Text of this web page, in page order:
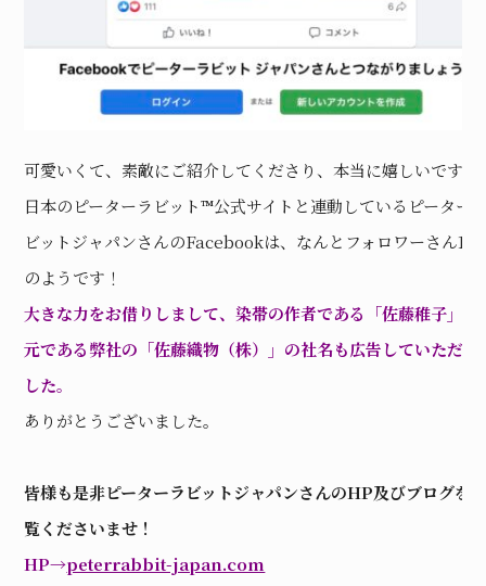
可愛いくて、素敵にご紹介してくださり、本当に嬉しいです?
日本のピーターラビット™公式サイトと連動しているピーター
ビットジャパンさんのFacebookは、なんとフォロワーさん1万
のようです！
大きな力をお借りしまして、染帯の作者である「佐藤稚子」も
元である弊社の「佐藤織物（株）」の社名も広告していただき
した。
ありがとうございました。
皆様も是非ピーターラビットジャパンさんのHP及びブログを
覧くださいませ！
HP→peterrabbit-japan.com